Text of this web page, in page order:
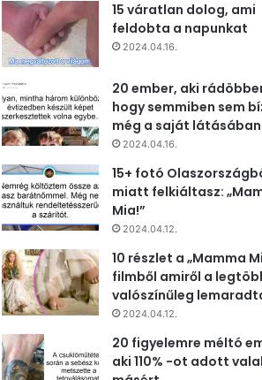
15 váratlan dolog, ami
feldobta a napunkat
2024.04.16.
20 ember, aki
hogy semmiben sem
még a saját látásában
2024.04.16.
15+ fotó
miatt felkiáltasz:
Mia!”
2024.04.12.
10 részlet a „Mamma
filmből amiről a
valószínűleg
2024.04.12.
20 figyelemre méltó
aki 110% -ot adott